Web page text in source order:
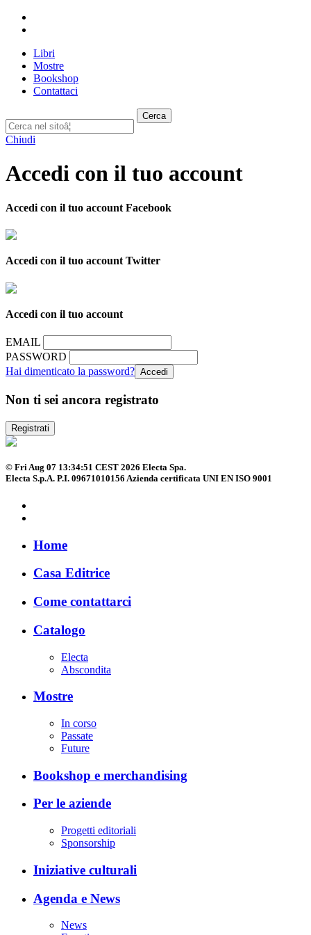
Libri
Mostre
Bookshop
Contattaci
Cerca
Chiudi
Accedi con il tuo account
Accedi con il tuo account Facebook
Accedi con il tuo account Twitter
Accedi con il tuo account
EMAIL
PASSWORD
Hai dimenticato la password?
Non ti sei ancora registrato
Registrati
© Fri Aug 07 13:34:51 CEST 2026 Electa Spa.
Electa S.p.A. P.I. 09671010156 Azienda certificata UNI EN ISO 9001
Home
Casa Editrice
Come contattarci
Catalogo
Electa
Abscondita
Mostre
In corso
Passate
Future
Bookshop e merchandising
Per le aziende
Progetti editoriali
Sponsorship
Iniziative culturali
Agenda e News
News